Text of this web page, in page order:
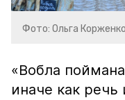
Фото: Ольга
«Вобла
иначе как речь